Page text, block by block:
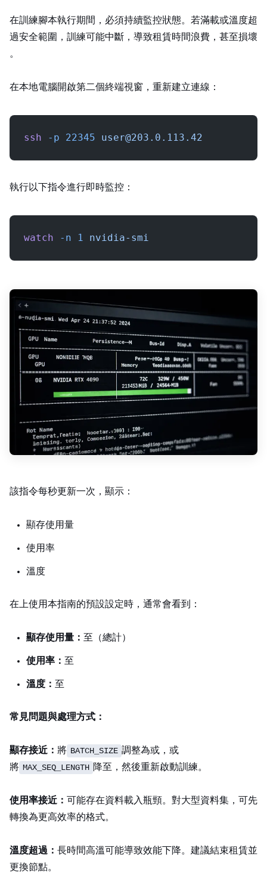
在訓練腳本執行期間，必須持續監控 GPU 狀態。若 VRAM 滿載或溫度超
過安全範圍，訓練可能中斷，導致租賃時間浪費，甚至損壞
checkpoint。
在本地電腦開啟第二個終端視窗，重新建立 SSH 連線：
ssh -p 22345 user@203.0.113.42
執行以下指令進行即時監控：
watch -n 1 nvidia-smi
該指令每秒更新一次，顯示：
顯存使用量
GPU 使用率
溫度
在 RTX 4090 上使用本指南的預設設定時，通常會看到：
顯存使用量： 18GB 至 22GB（總計 24GB）
GPU 使用率： 90% 至 100%
溫度： 60°C 至 80°C
常見問題與處理方式：
顯存接近 24GB： 將 BATCH_SIZE 調整為 2 或 1，或
將 MAX_SEQ_LENGTH 降至 256，然後重新啟動訓練。
GPU 使用率接近 0%： 可能存在資料載入瓶頸。對大型資料集，可先
轉換為更高效率的格式。
溫度超過 85°C： 長時間高溫可能導致效能下降。建議結束租賃並
更換節點。